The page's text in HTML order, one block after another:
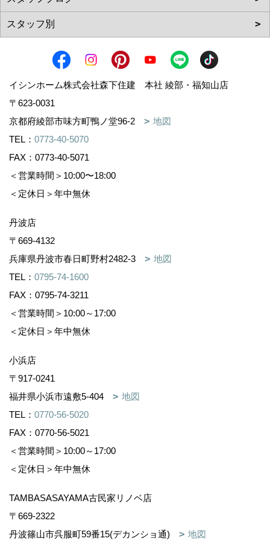
イシンホーム株式会社森下住建 本社 綾部・福知山店
〒623-0031
京都府綾部市味方町鴨ノ堂96-2
地図
TEL： 0773-40-5070
FAX：0773-40-5071
＜営業時間＞10:00〜18:00
＜定休日＞年中無休
丹波店
〒669-4132
兵庫県丹波市春日町野村2482-3
地図
TEL： 0795-74-1600
FAX：0795-74-3211
＜営業時間＞10:00～17:00
＜定休日＞年中無休
小浜店
〒917-0241
福井県小浜市遠敷5-404
地図
TEL： 0770-56-5020
FAX：0770-56-5021
＜営業時間＞10:00～17:00
＜定休日＞年中無休
TAMBASASAYAMA古民家リノベ店
〒669-2322
丹波篠山市呉服町59番15(デカンショ通)
地図